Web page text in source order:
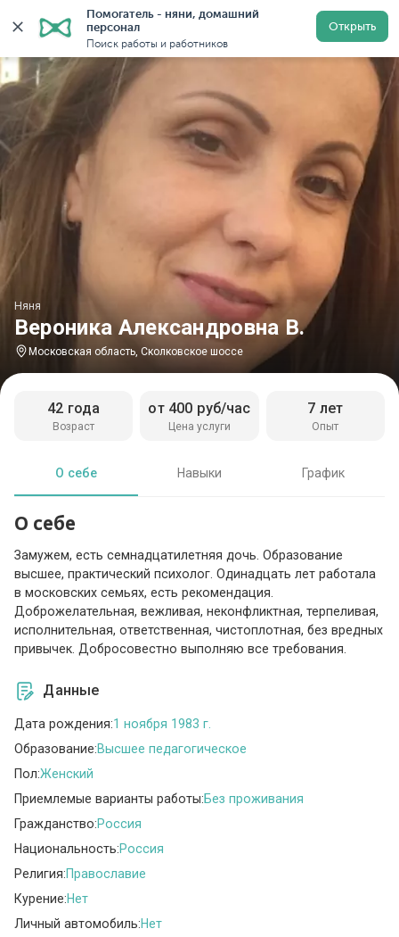
Помогатель - няни, домашний
персонал
Поиск работы и работников
Открыть
Главная Няни Няни в Московской области Няни
Вероника Александровна В.
Няня
Московская область, Сколковское шоссе
Возраст
42 года
Цена услуги
от 400 руб/час
Опыт
7 лет
О себе Навыки График
О себе
Замужем, есть семнадцатилетняя дочь. Образование
высшее, практический психолог. Одинадцать лет работала
в московских семьях, есть рекомендация.
Доброжелательная, вежливая, неконфликтная, терпеливая,
исполнительная, ответственная, чистоплотная, без вредных
привычек. Добросовестно выполняю все требования.
Данные
Дата рождения:1 ноября 1983 г.
Образование:Высшее педагогическое
Пол:Женский
Приемлемые варианты работы:Без проживания
Гражданство:Россия
Национальность:Россия
Религия:Православие
Курение:Нет
Личный автомобиль:Нет